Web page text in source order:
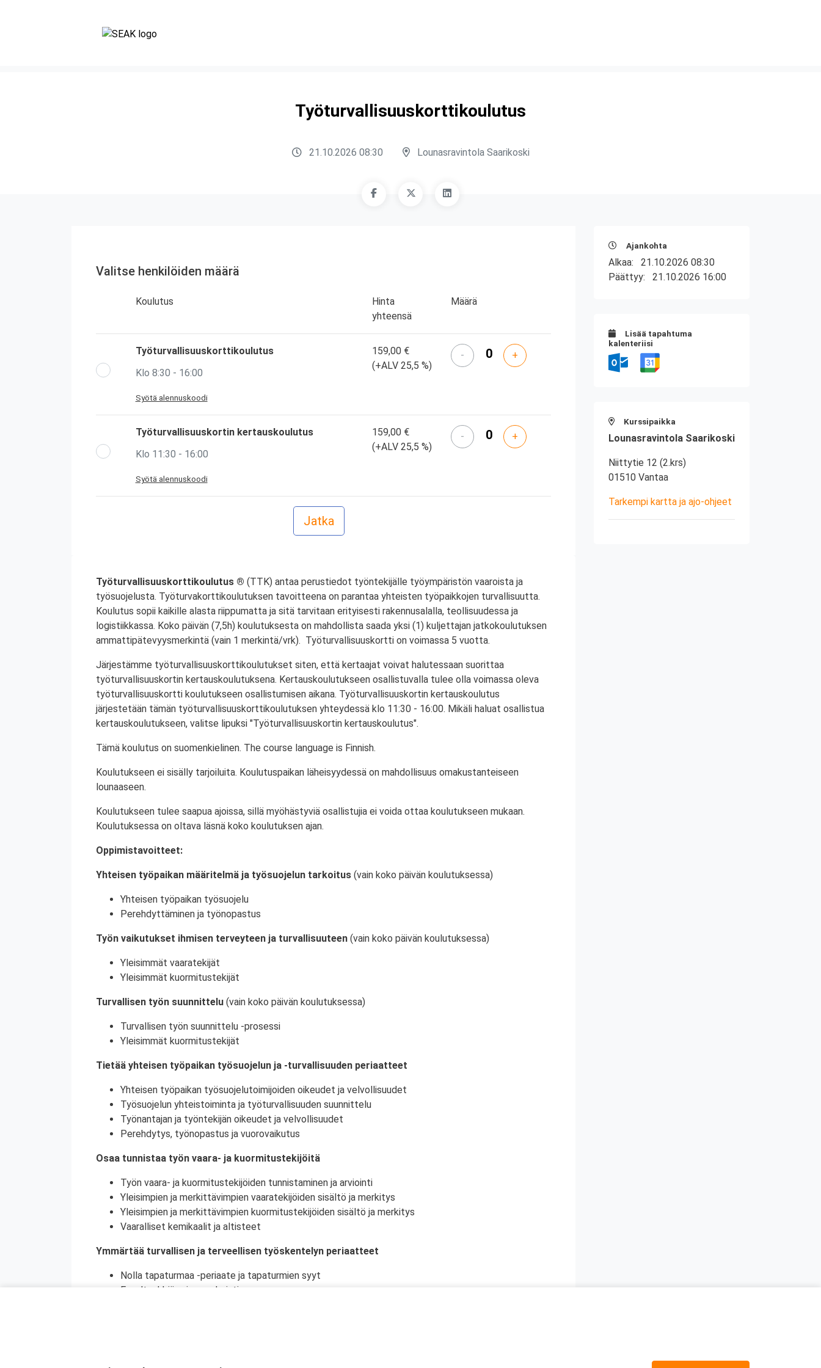
Työturvallisuuskorttikoulutus
21.10.2026 08:30 Lounasravintola Saarikoski
Valitse henkilöiden määrä
Koulutus
Hinta
yhteensä
Määrä
Työturvallisuuskorttikoulutus
Klo 8:30 - 16:00
Syötä alennuskoodi
159,00 €
(+ALV 25,5 %)
- +
Työturvallisuuskortin kertauskoulutus
Klo 11:30 - 16:00
Syötä alennuskoodi
159,00 €
(+ALV 25,5 %)
- +
Työturvallisuuskorttikoulutus ® (TTK) antaa perustiedot työntekijälle työympäristön vaaroista ja
työsuojelusta. Työturvakorttikoulutuksen tavoitteena on parantaa yhteisten työpaikkojen turvallisuutta.
Koulutus sopii kaikille alasta riippumatta ja sitä tarvitaan erityisesti rakennusalalla, teollisuudessa ja
logistiikkassa. Koko päivän (7,5h) koulutuksesta on mahdollista saada yksi (1) kuljettajan jatkokoulutuksen
ammattipätevyysmerkintä (vain 1 merkintä/vrk). Työturvallisuuskortti on voimassa 5 vuotta.
Järjestämme työturvallisuuskorttikoulutukset siten, että kertaajat voivat halutessaan suorittaa
työturvallisuuskortin kertauskoulutuksena. Kertauskoulutukseen osallistuvalla tulee olla voimassa oleva
työturvallisuuskortti koulutukseen osallistumisen aikana. Työturvallisuuskortin kertauskoulutus
järjestetään tämän työturvallisuuskorttikoulutuksen yhteydessä klo 11:30 - 16:00. Mikäli haluat osallistua
kertauskoulutukseen, valitse lipuksi "Työturvallisuuskortin kertauskoulutus".
Tämä koulutus on suomenkielinen. The course language is Finnish.
Koulutukseen ei sisälly tarjoiluita. Koulutuspaikan läheisyydessä on mahdollisuus omakustanteiseen
lounaaseen.
Koulutukseen tulee saapua ajoissa, sillä myöhästyviä osallistujia ei voida ottaa koulutukseen mukaan.
Koulutuksessa on oltava läsnä koko koulutuksen ajan.
Oppimistavoitteet:
Yhteisen työpaikan määritelmä ja työsuojelun tarkoitus (vain koko päivän koulutuksessa)
Yhteisen työpaikan työsuojelu
Perehdyttäminen ja työnopastus
Työn vaikutukset ihmisen terveyteen ja turvallisuuteen (vain koko päivän koulutuksessa)
Yleisimmät vaaratekijät
Yleisimmät kuormitustekijät
Turvallisen työn suunnittelu (vain koko päivän koulutuksessa)
Turvallisen työn suunnittelu -prosessi
Yleisimmät kuormitustekijät
Tietää yhteisen työpaikan työsuojelun ja -turvallisuuden periaatteet
Yhteisen työpaikan työsuojelutoimijoiden oikeudet ja velvollisuudet
Työsuojelun yhteistoiminta ja työturvallisuuden suunnittelu
Työnantajan ja työntekijän oikeudet ja velvollisuudet
Perehdytys, työnopastus ja vuorovaikutus
Osaa tunnistaa työn vaara- ja kuormitustekijöitä
Työn vaara- ja kuormitustekijöiden tunnistaminen ja arviointi
Yleisimpien ja merkittävimpien vaaratekijöiden sisältö ja merkitys
Yleisimpien ja merkittävimpien kuormitustekijöiden sisältö ja merkitys
Vaaralliset kemikaalit ja altisteet
Ymmärtää turvallisen ja terveellisen työskentelyn periaatteet
Nolla tapaturmaa -periaate ja tapaturmien syyt
Ennaltaehkäisy ja ennakointi
Ajankohta
Alkaa: 21.10.2026 08:30
Päättyy: 21.10.2026 16:00
Lisää tapahtuma
kalenteriisi
Kurssipaikka
Lounasravintola Saarikoski
Niittytie 12 (2.krs)
01510 Vantaa
Tarkempi kartta ja ajo-ohjeet